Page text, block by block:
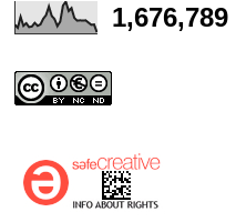
1,676,789